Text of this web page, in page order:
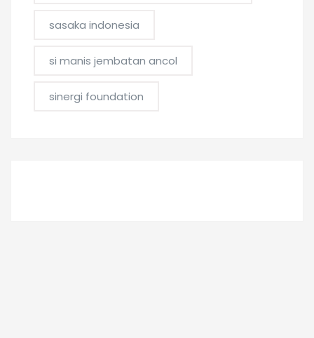
sasaka indonesia
si manis jembatan ancol
sinergi foundation